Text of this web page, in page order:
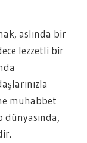
aslında bir
lezzetli bir
muhabbet